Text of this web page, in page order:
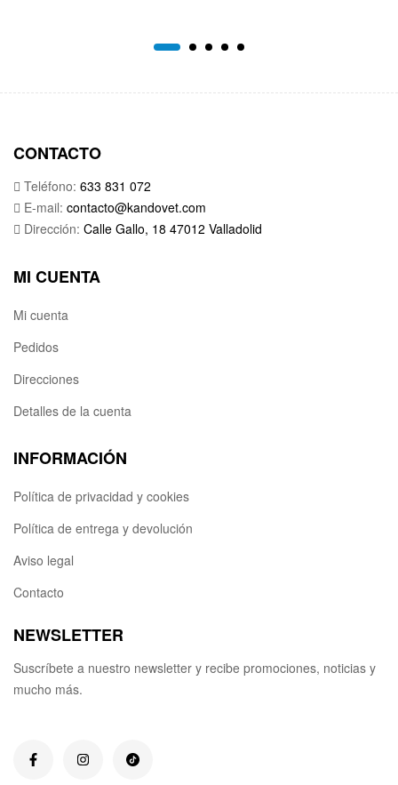
CONTACTO
Teléfono: 633 831 072
E-mail: contacto@kandovet.com
Dirección: Calle Gallo, 18 47012 Valladolid
MI CUENTA
Mi cuenta
Pedidos
Direcciones
Detalles de la cuenta
INFORMACIÓN
Política de privacidad y cookies
Política de entrega y devolución
Aviso legal
Contacto
NEWSLETTER
Suscríbete a nuestro newsletter y recibe promociones, noticias y
mucho más.